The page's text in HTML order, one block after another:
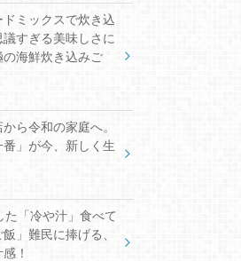
ミックスで炊き込
すぎる美味しさに
の海鮮炊き込みご
ら令和の家庭へ。
番」が今、新しく生
た「冷や汁」食べて
」難民に捧げる、
！